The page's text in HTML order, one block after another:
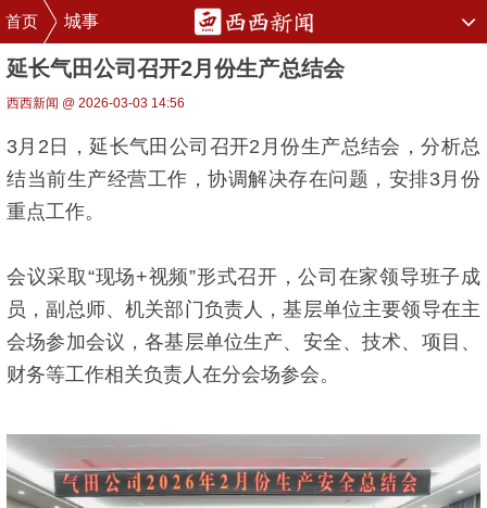
首页 城事
延长气田公司召开2月份生产总结会
西西新闻 @ 2026-03-03 14:56
3月2日，延长气田公司召开2月份生产总结会，分析总
结当前生产经营工作，协调解决存在问题，安排3月份
重点工作。
会议采取“现场+视频”形式召开，公司在家领导班子成
员，副总师、机关部门负责人，基层单位主要领导在主
会场参加会议，各基层单位生产、安全、技术、项目、
财务等工作相关负责人在分会场参会。